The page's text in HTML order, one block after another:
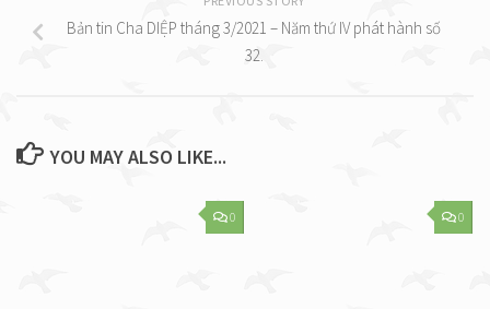
Bản tin Cha DIỆP tháng 3/2021 – Năm thứ IV phát hành số
32.
YOU MAY ALSO LIKE...
0 0